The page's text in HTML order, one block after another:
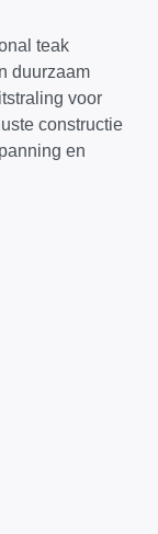
teak
duurzaam
voor
constructie
en